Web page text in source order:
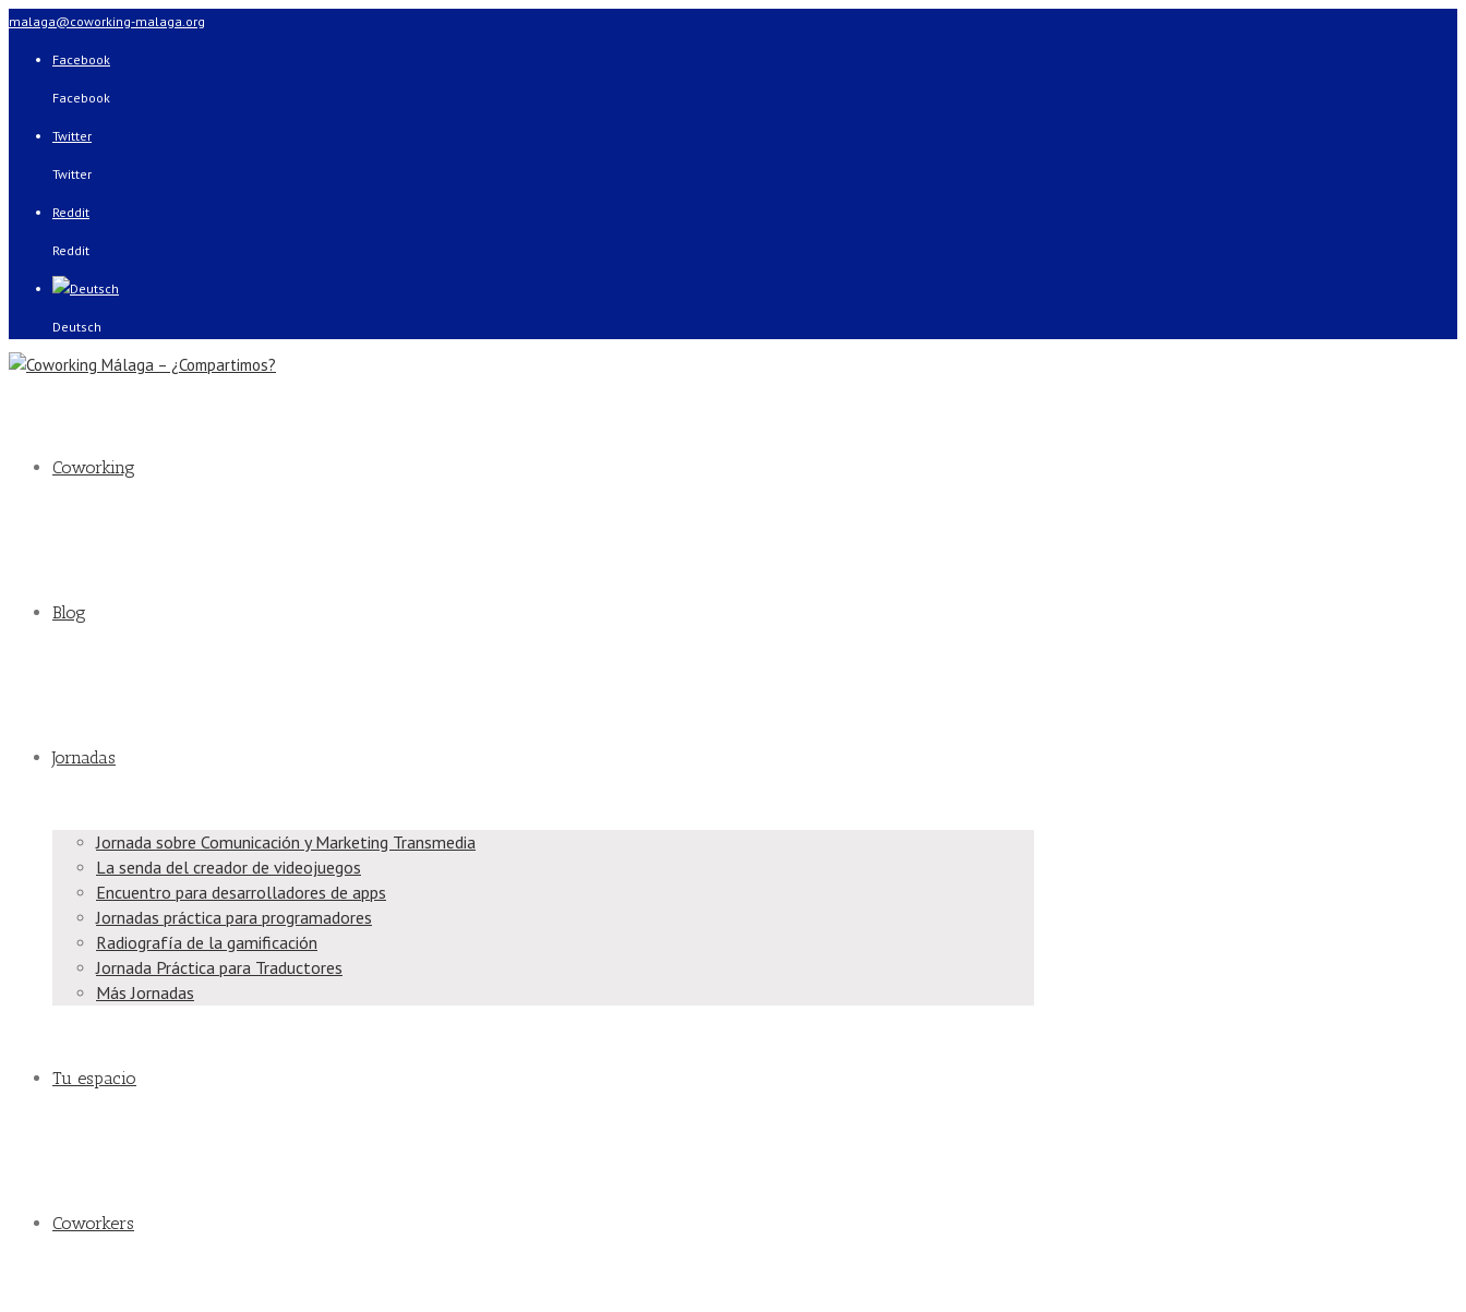
malaga@coworking-malaga.org
Facebook
Facebook
Twitter
Twitter
Reddit
Reddit
Deutsch
Coworking
Blog
Jornadas
Jornada sobre Comunicación y Marketing Transmedia
La senda del creador de videojuegos
Encuentro para desarrolladores de apps
Jornadas práctica para programadores
Radiografía de la gamificación
Jornada Práctica para Traductores
Más Jornadas
Tu espacio
Coworkers